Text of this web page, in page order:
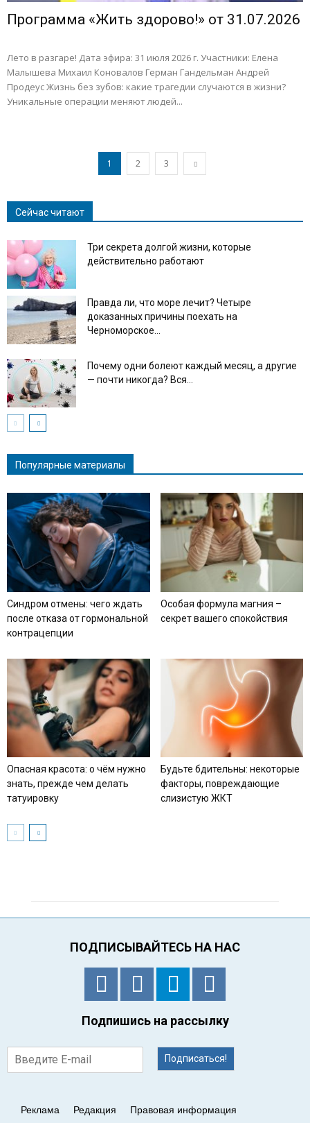
Программа «Жить здорово!» от 31.07.2026
Лето в разгаре! Дата эфира: 31 июля 2026 г. Участники: Елена
Малышева Михаил Коновалов Герман Гандельман Андрей
Продеус Жизнь без зубов: какие трагедии случаются в жизни?
Уникальные операции меняют людей...
1 2 3
Сейчас читают
Три секрета долгой жизни, которые
действительно работают
Правда ли, что море лечит? Четыре
доказанных причины поехать на
Черноморское...
Почему одни болеют каждый месяц, а другие
— почти никогда? Вся...
Популярные материалы
Синдром отмены: чего ждать
после отказа от гормональной
контрацепции
Особая формула магния –
секрет вашего спокойствия
Опасная красота: о чём нужно
знать, прежде чем делать
татуировку
Будьте бдительны: некоторые
факторы, повреждающие
слизистую ЖКТ
ПОДПИСЫВАЙТЕСЬ НА НАС
Подпишись на рассылку
Подписаться!
Реклама Редакция Правовая информация